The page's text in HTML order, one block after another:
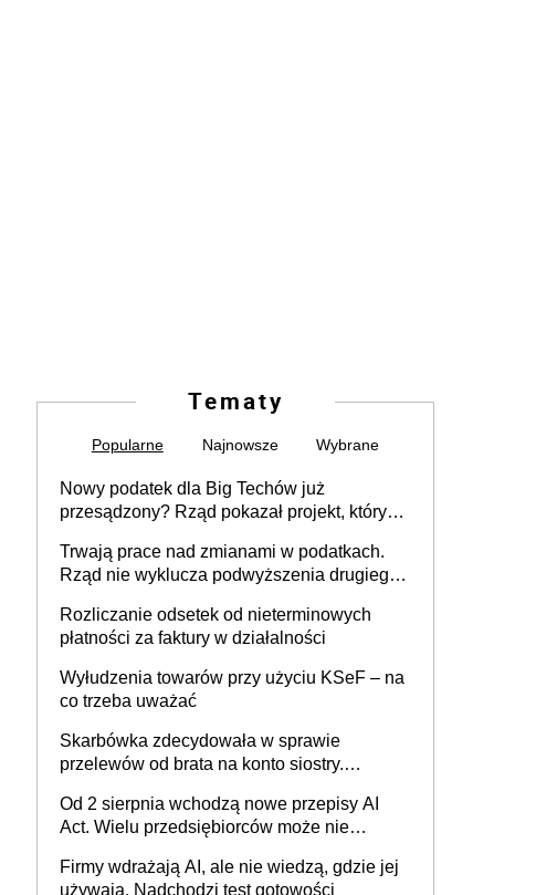
Tematy
Popularne Najnowsze Wybrane
Nowy podatek dla Big Techów już
przesądzony? Rząd pokazał projekt, który
Trwają prace nad zmianami w podatkach.
Rząd nie wyklucza podwyższenia drugiego
Rozliczanie odsetek od nieterminowych
płatności za faktury w działalności
Wyłudzenia towarów przy użyciu KSeF – na
co trzeba uważać
Skarbówka zdecydowała w sprawie
przelewów od brata na konto siostry.
darowizna, ale podatku jednak nie będzie
Od 2 sierpnia wchodzą nowe przepisy AI
Act. Wielu przedsiębiorców może nie
Firmy wdrażają AI, ale nie wiedzą, gdzie jej
używają. Nadchodzi test gotowości